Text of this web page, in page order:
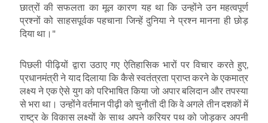
छात्रों की सफलता का मूल कारण यह था कि उन्होंने उन महत्वपूर्ण
प्रश्नों को साहसपूर्वक पहचाना जिन्हें दुनिया ने प्रश्न मानना ​​ही छोड़
दिया था।"
पिछली पीढ़ियों द्वारा उठाए गए ऐतिहासिक भारों पर विचार करते हुए
प्रधानमंत्री ने याद दिलाया कि कैसे स्वतंत्रता प्राप्त करने के एकमात्र
लक्ष्य ने एक ऐसे युग को परिभाषित किया जो अपार बलिदान और तपस्या
से भरा था। उन्होंने वर्तमान पीढ़ी को चुनौती दी कि वे अगले तीन दशकों में
राष्ट्र के विकास लक्ष्यों के साथ अपने करियर पथ को जोड़कर अपनी